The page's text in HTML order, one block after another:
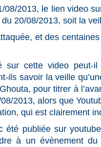
08/2013, le lien video
20/08/2013, soit la
et des
sur cette video peut-
ils savoir la veille
pour titrer à
2013, alors que
qui est clairement
été publiée sur
à un évènement